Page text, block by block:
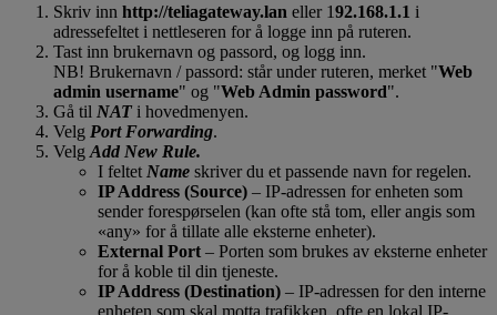
Skriv inn http://teliagateway.lan eller 192.168.1.1 i
adressefeltet i nettleseren for å logge inn på ruteren.
Tast inn brukernavn og passord, og logg inn.
NB! Brukernavn / passord: står under ruteren, merket "Web
admin username" og "Web Admin password".
Gå til NATi hovedmenyen.
Velg Port Forwarding.
Velg Add New Rule.
I feltet Name skriver du et passende navn for regelen.
IP Address (Source) – IP-adressen for enheten som
sender forespørselen (kan ofte stå tom, eller angis som
«any» for å tillate alle eksterne enheter).
External Port – Porten som brukes av eksterne enheter
for å koble til din tjeneste.
IP Address (Destination) – IP-adressen for den interne
enheten som skal motta trafikken, ofte en lokal IP-